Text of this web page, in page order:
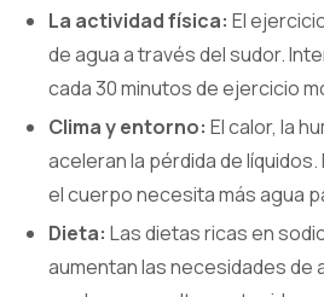
La actividad física: El
de agua a través del sudor.
cada 30 minutos de ejercicio
Clima y entorno: El calor, la
aceleran la pérdida de
el cuerpo necesita más agua
Dieta: Las dietas ricas en
aumentan las necesidades de